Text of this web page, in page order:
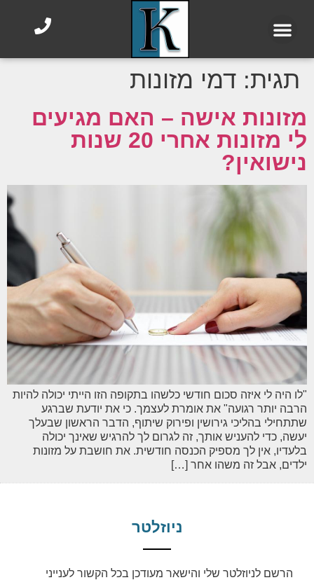
תגית: דמי מזונות
מזונות אישה – האם מגיעים
לי מזונות אחרי 20 שנות
נישואין?
"לו היה לי איזה סכום חודשי כלשהו בתקופה הזו הייתי יכולה להיות
הרבה יותר רגועה" את אומרת לעצמך. כי את יודעת שברגע
שתתחילי בהליכי גירושין ופירוק שיתוף, הדבר הראשון שבעלך
יעשה, כדי להעניש אותך, זה לגרום לך להרגיש שאינך יכולה
בלעדיו, אין לך מספיק הכנסה חודשית. את חושבת על מזונות
ילדים, אבל זה משהו אחר […]
ניוזלטר
הרשם לניוזלטר שלי והישאר מעודכן בכל הקשור לענייני